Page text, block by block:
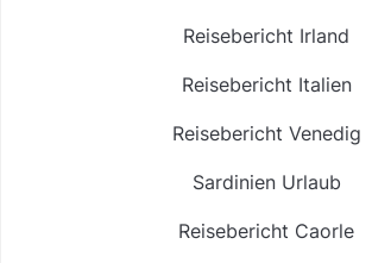
Reisebericht Irland
Reisebericht Italien
Reisebericht Venedig
Sardinien Urlaub
Reisebericht Caorle